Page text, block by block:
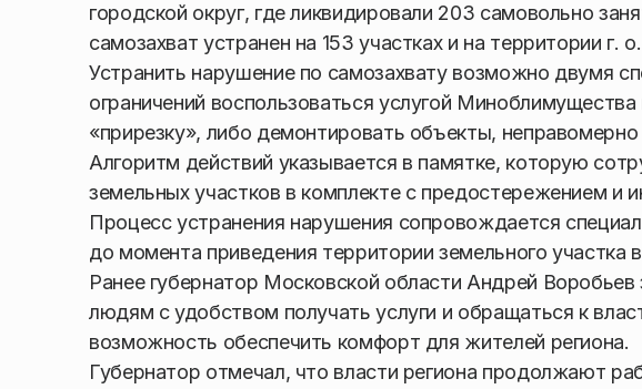
городской округ, где ликвидировали 203 самовольно
самозахват устранен на 153 участках и на территории г.
Устранить нарушение по самозахвату возможно двумя
ограничений воспользоваться услугой
«прирезку», либо демонтировать объекты,
Алгоритм действий указывается в памятке, которую
земельных участков в комплекте с предостережением и
Процесс устранения нарушения сопровождается
до момента приведения территории земельного участка
Ранее губернатор Московской области Андрей Воробьев
людям с удобством получать услуги и обращаться к
возможность обеспечить комфорт для жителей региона.
Губернатор отмечал, что власти региона продолжают